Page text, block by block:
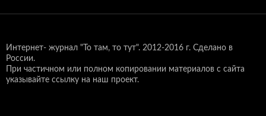
Интернет- журнал "То там, то тут". 2012-2016 г. Сделано в
России.
При частичном или полном копировании материалов с сайта
указывайте ссылку на наш проект.